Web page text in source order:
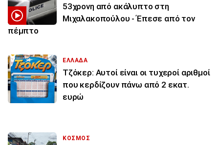
53χρονη από ακάλυπτο στη
Μιχαλακοπούλου - Έπεσε από τον
πέμπτο
ΕΛΛΑΔΑ
Τζόκερ: Αυτοί είναι οι τυχεροί αριθμοί
που κερδίζουν πάνω από 2 εκατ.
ευρώ
ΚΟΣΜΟΣ